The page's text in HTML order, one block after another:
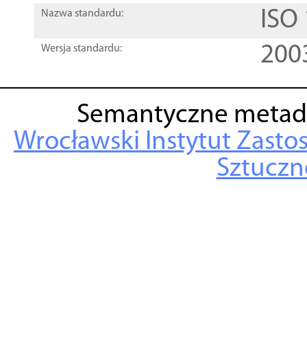
Nazwa standardu:
Wersja standardu:
Semantyczne
Wrocławski Instytut